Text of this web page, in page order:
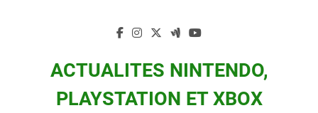
ACTUALITES NINTENDO,
PLAYSTATION ET XBOX